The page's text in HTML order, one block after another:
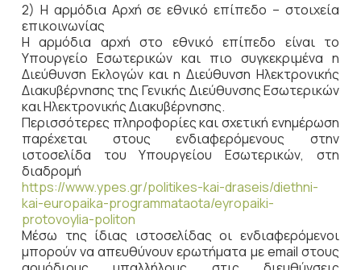
2) Η αρμόδια Αρχή σε εθνικό επίπεδο – στοιχεία
επικοινωνίας
Η αρμόδια αρχή στο εθνικό επίπεδο είναι το
Υπουργείο Εσωτερικών και πιο συγκεκριμένα η
Διεύθυνση Εκλογών και η Διεύθυνση Ηλεκτρονικής
Διακυβέρνησης της Γενικής Διεύθυνσης Εσωτερικών
και Ηλεκτρονικής Διακυβέρνησης.
Περισσότερες πληροφορίες και σχετική ενημέρωση
παρέχεται στους ενδιαφερόμενους στην
ιστοσελίδα του Υπουργείου Εσωτερικών, στη
διαδρομή
https://www.ypes.gr/politikes-kai-draseis/diethni-
kai-europaika-programmataota/eyropaiki-
protovoylia-politon
Μέσω της ίδιας ιστοσελίδας οι ενδιαφερόμενοι
μπορούν να απευθύνουν ερωτήματα με email στους